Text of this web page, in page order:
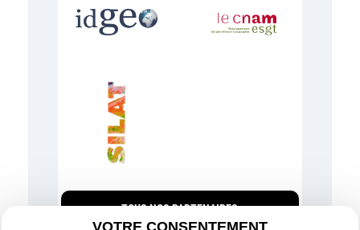
TOUS NOS PARTENAIRES
VOTRE CONSENTEMENT